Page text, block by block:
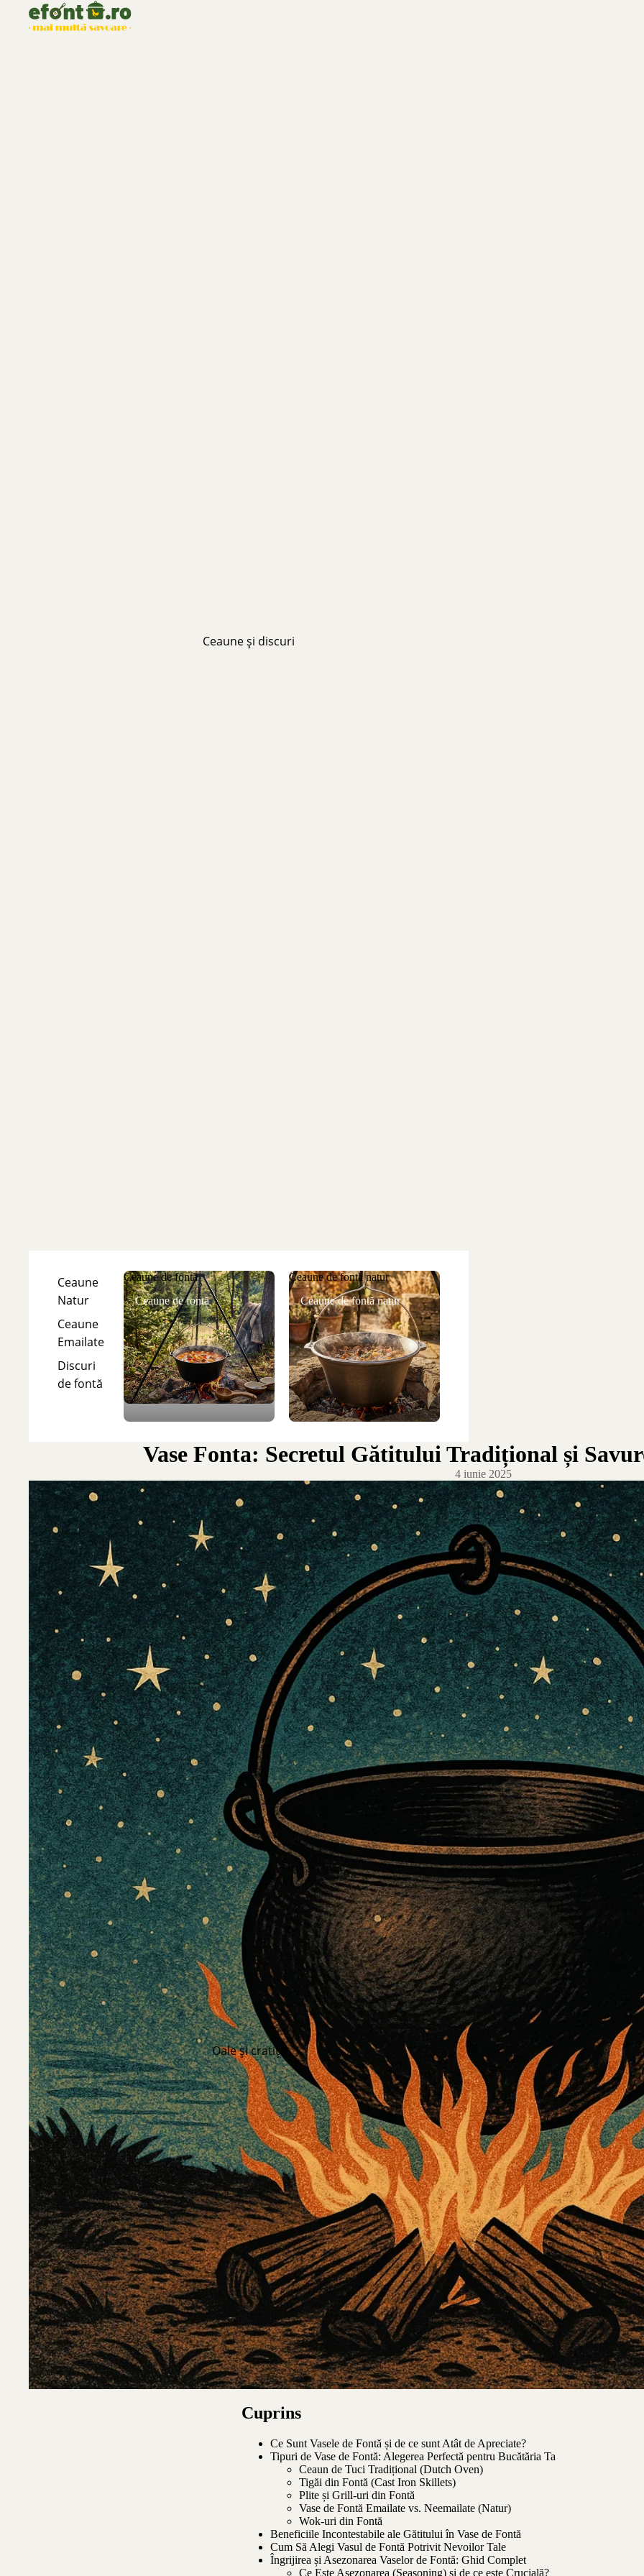
Ceaune și discuri
Ceaune
Natur
Ceaune
Emailate
Discuri
de fontă
Ceaune de fontă
Ceaune de fontă
Ceaune de fontă natur
Ceaune de fontă natur
Oale și cratițe
Vase Fonta: Secretul Gătitului Tradițional și
4 iunie 2025
Cuprins
Ce Sunt Vasele de Fontă și de ce sunt Atât de Apreciate?
Tipuri de Vase de Fontă: Alegerea Perfectă pentru Bucătăria Ta
Ceaun de Tuci Tradițional (Dutch Oven)
Tigăi din Fontă (Cast Iron Skillets)
Plite și Grill-uri din Fontă
Vase de Fontă Emailate vs. Neemailate (Natur)
Wok-uri din Fontă
Beneficiile Incontestabile ale Gătitului în Vase de Fontă
Cum Să Alegi Vasul de Fontă Potrivit Nevoilor Tale
Îngrijirea și Asezonarea Vaselor de Fontă: Ghid Complet
Ce Este Asezonarea (Seasoning) și de ce este Crucială?